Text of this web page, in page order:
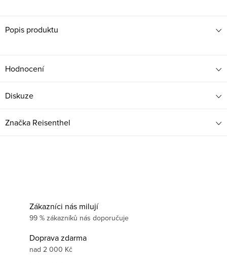
Popis produktu
Hodnocení
Diskuze
Značka Reisenthel
Zákazníci nás milují
99 % zákazníků nás doporučuje
Doprava zdarma
nad 2 000 Kč